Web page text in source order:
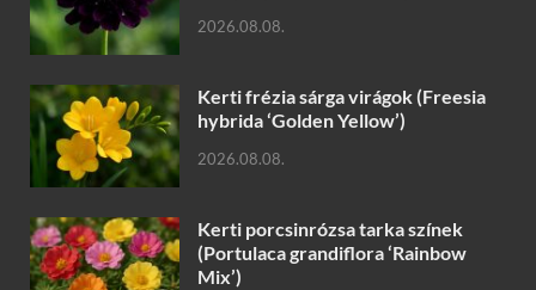
2026.08.08.
Kerti frézia sárga virágok (Freesia
hybrida ‘Golden Yellow’)
2026.08.08.
Kerti porcsinrózsa tarka színek
(Portulaca grandiflora ‘Rainbow
Mix’)